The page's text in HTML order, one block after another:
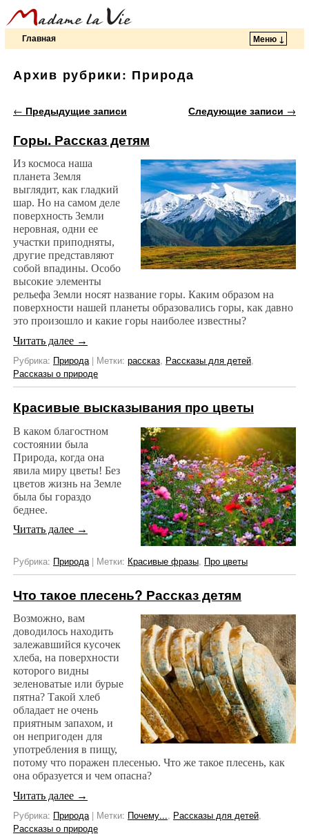
Главная Меню ↓
Архив рубрики: Природа
Навигация по записям
← Предыдущие записи Следующие записи →
Горы. Рассказ детям
Из космоса наша
планета Земля
выглядит, как гладкий
шар. Но на самом деле
поверхность Земли
неровная, одни ее
участки приподняты,
другие представляют
собой впадины. Особо
высокие элементы
рельефа Земли носят название горы. Каким образом на
поверхности нашей планеты образовались горы, как давно
это произошло и какие горы наиболее известны?
Читать далее →
Рубрика: Природа | Метки: рассказ, Рассказы для детей,
Рассказы о природе
Красивые высказывания про цветы
В каком благостном
состоянии была
Природа, когда она
явила миру цветы! Без
цветов жизнь на Земле
была бы гораздо
беднее.
Читать далее →
Рубрика: Природа | Метки: Красивые фразы, Про цветы
Что такое плесень? Рассказ детям
Возможно, вам
доводилось находить
залежавшийся кусочек
хлеба, на поверхности
которого видны
зеленоватые или бурые
пятна? Такой хлеб
обладает не очень
приятным запахом, и
он непригоден для
употребления в пищу,
потому что поражен плесенью. Что же такое плесень, как
она образуется и чем опасна?
Читать далее →
Рубрика: Природа | Метки: Почему..., Рассказы для детей,
Рассказы о природе